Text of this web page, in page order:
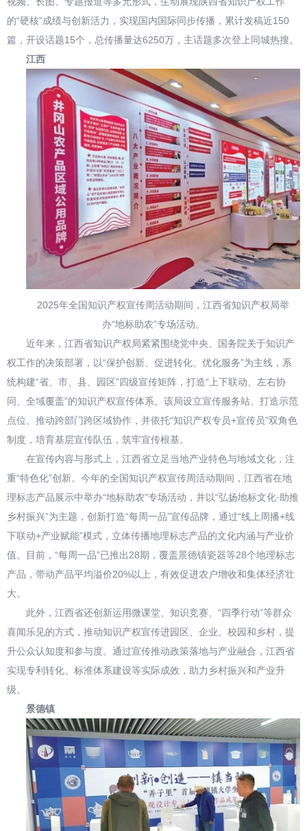
的“硬核”成绩与创新活力，实现国内国际同步传播，累计发稿近150
篇，开设话题15个，总传播量达6250万，主话题多次登上同城热搜。
江西
2025年全国知识产权宣传周活动期间，江西省知识产权局举
办“地标助农”专场活动。
近年来，江西省知识产权局紧紧围绕党中央、国务院关于知识产
权工作的决策部署，以“保护创新、促进转化、优化服务”为主线，系
统构建“省、市、县、园区”四级宣传矩阵，打造“上下联动、左右协
同、全域覆盖”的知识产权宣传体系。该局设立宣传服务站、打造示范
点位、推动跨部门跨区域协作，并依托“知识产权专员+宣传员”双角色
制度，培育基层宣传队伍，筑牢宣传根基。
在宣传内容与形式上，江西省立足当地产业特色与地域文化，注
重“特色化”创新。今年的全国知识产权宣传周活动期间，江西省在地
理标志产品展示中举办“地标助农”专场活动，并以“弘扬地标文化·助推
乡村振兴”为主题，创新打造“每周一品”宣传品牌，通过“线上周播+线
下联动+产业赋能”模式，立体传播地理标志产品的文化内涵与产业价
值。目前，“每周一品”已推出28期，覆盖景德镇瓷器等28个地理标志
产品，带动产品平均溢价20%以上，有效促进农户增收和集体经济壮
大。
此外，江西省还创新运用微课堂、知识竞赛、“四季行动”等群众
喜闻乐见的方式，推动知识产权宣传进园区、企业、校园和乡村，提
升公众认知度和参与度。通过宣传推动政策落地与产业融合，江西省
实现专利转化、标准体系建设等实际成效，助力乡村振兴和产业升
级。
景德镇